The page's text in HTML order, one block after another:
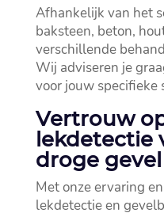
Afhankelijk van het
baksteen, beton,
verschillende
Wij adviseren je
voor jouw specifieke
Vertrouw
lekdetectie
droge gevel
Met onze ervaring
lekdetectie en